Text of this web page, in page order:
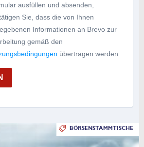
ausfüllen und absenden,
Sie, dass die von Ihnen
Informationen an Brevo zur
gemäß den
übertragen werden
BÖRSENSTAMMTISCHE